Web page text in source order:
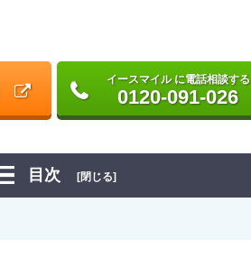
イースマイル に電話相談する
0120-091-026
目次 [閉じる]